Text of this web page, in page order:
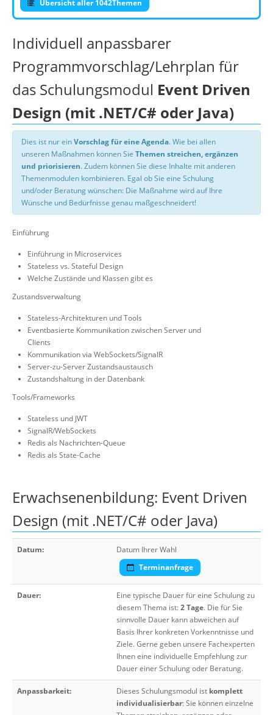
Übersicht aller 1042Themen
Individuell anpassbarer
Programmvorschlag/Lehrplan für
das Schulungsmodul Event Driven
Design (mit .NET/C# oder Java)
Dies ist nur einVorschlag für eine Agenda. Wie bei allen
unseren Maßnahmen können Sie Themen streichen, ergänzen
und priorisieren. Zudem können Sie diese Inhalte mit anderen
Themenmodulen kombinieren. Egal ob Sie eine Schulung
und/oder Beratung wünschen: Die Maßnahme wird auf Ihre
Wünsche und Bedürfnisse genau maßgeschneidert!
Einführung
Einführung in Microservices
Stateless vs. Stateful Design
Welche Zustände und Klassen gibt es
Zustandsverwaltung
Stateless-Architekturen und Tools
Eventbasierte Kommunikation zwischen Server und
Clients
Kommunikation via WebSockets/SignalR
Server-zu-Server Zustandsaustausch
Zustandshaltung in der Datenbank
Tools/Frameworks
Stateless und JWT
SignalR/WebSockets
Redis als Nachrichten-Queue
Redis als State-Cache
Erwachsenenbildung: Event Driven
Design (mit .NET/C# oder Java)
Datum:
Datum Ihrer Wahl
Terminanfrage
Dauer:
Eine typische Dauer für eine Schulung zu
diesem Thema ist:2 Tage. Die für Sie
sinnvolle Dauer kann abweichen auf
Basis Ihrer konkreten Vorkenntnisse und
Ziele. Gerne geben unsere Fachexperten
Ihnen eine individuelle Empfehlung zur
Dauer einer Schulung oder Beratung.
Anpassbarkeit: Dieses Schulungsmodul ist komplett
individualisierbar: Sie können einzelne